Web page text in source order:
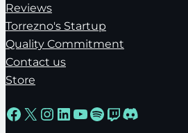
Reviews
Torrezno's Startup
Quality Commitment
Contact us
Store
Facebook
X Instagram
LinkedIn
YouTube
Spotify
Twitch
Discord